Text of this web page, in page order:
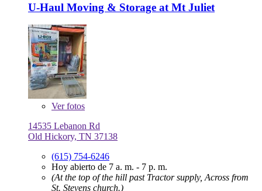
U-Haul Moving & Storage at Mt Juliet
Verfotos
14535 Lebanon Rd
Old Hickory, TN 37138
(615) 754-6246
Hoy abierto de 7 a. m. - 7 p. m.
(At the top of the hill past Tractor supply, Across from
St. Stevens church.)